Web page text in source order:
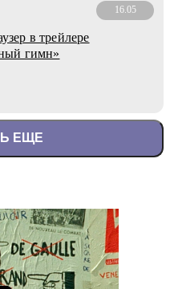
16.05
в трейлере
гимн»
ЕЩЕ